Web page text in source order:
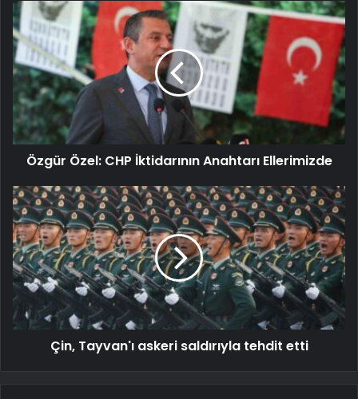
Özgür Özel: CHP İktidarının Anahtarı Ellerimizde
Çin, Tayvan'ı askeri saldırıyla tehdit etti